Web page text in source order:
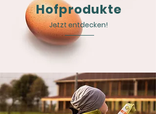
Hofprodukte
Jetzt entdecken!